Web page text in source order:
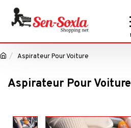
Aspirateur Pour Voiture
Aspirateur Pour Voiture